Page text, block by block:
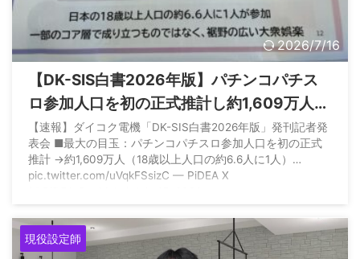
2026/7/16
【DK-SIS白書2026年版】パチンコパチス
ロ参加人口を初の正式推計し約1,609万人だ
った模様
【速報】ダイコク電機「DK-SIS白書2026年版」発刊記者発
表会 ■最大の目玉：パチンコパチスロ参加人口を初の正式
推計 →約1,609万人（18歳以上人口の約6.6人に1人）…
pic.twitter.com/uVqkFSsizC — PiDEA X
現役設定師